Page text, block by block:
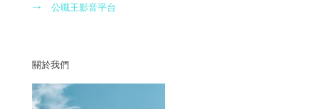
→
公職王影音平台
關於我們